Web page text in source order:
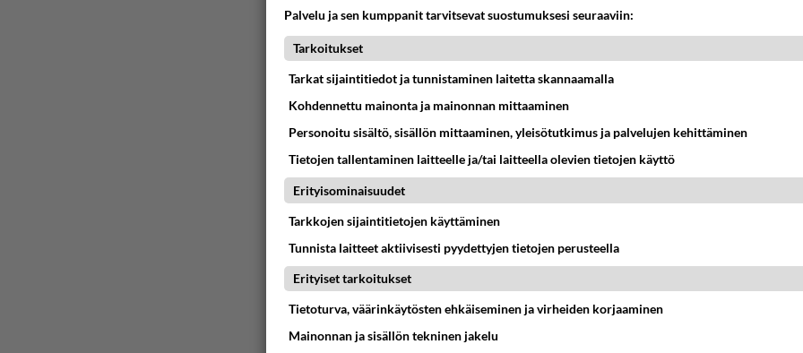
COS:n häviämisestä sieltä kämp galleriasta olikin jo ketju, mutta se
tullut takaisin ja löytyy tätä nykyä Aleksan...
21.01.2025 03:16
Palvelu ja sen kumppanit tarvitsevat suostumuksesi seuraaviin:
Tarkoitukset
Tarkat sijaintitiedot ja tunnistaminen laitetta skannaamalla
Kohdennettu mainonta ja mainonnan mittaaminen
Personoitu sisältö, sisällön mittaaminen, yleisötutkimus ja palvelujen kehittäminen
Tietojen tallentaminen laitteelle ja/tai laitteella olevien tietojen käyttö
Erityisominaisuudet
Tarkkojen sijaintitietojen käyttäminen
Tunnista laitteet aktiivisesti pyydettyjen tietojen perusteella
Erityiset tarkoitukset
Tietoturva, väärinkäytösten ehkäiseminen ja virheiden korjaaminen
Mainonnan ja sisällön tekninen jakelu